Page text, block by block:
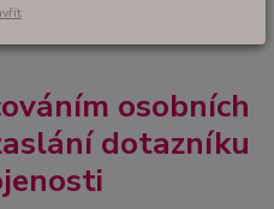
údajů pro účely zaslání dotazníku
osobních
dotazníku